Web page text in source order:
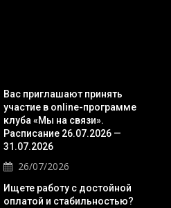
Вас приглашают принять
участие в online-программе
клуба «Мы на связи».
Расписание 26.07.2026 —
31.07.2026
26/07/2026
Ищете работу с достойной
оплатой и стабильностью?